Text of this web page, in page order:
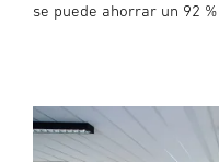
se puede ahorrar un 92